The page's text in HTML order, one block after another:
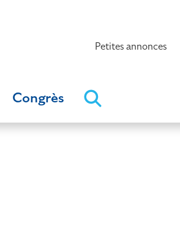
Petites annonces
Congrès